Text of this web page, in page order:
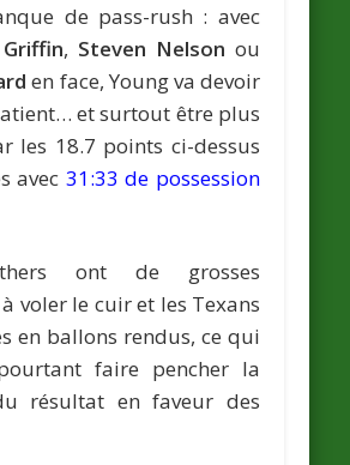
de pass-rush : avec
, Steven Nelson ou
en face, Young va devoir
et surtout être plus
les 18.7 points ci-dessus
avec 31:33 de possession
ont de grosses
voler le cuir et les Texans
en ballons rendus, ce qui
faire pencher la
résultat en faveur des